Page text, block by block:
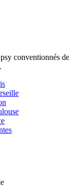
conventionnés